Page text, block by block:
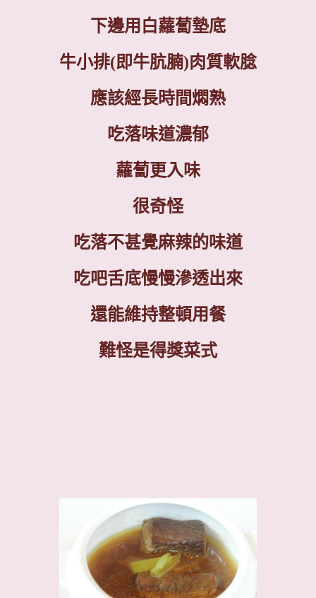
下邊用白蘿蔔墊底
牛小排(即牛肮腩)肉質軟腍
應該經長時間燜熟
吃落味道濃郁
蘿蔔更入味
很奇怪
吃落不甚覺麻辣的味道
吃吧舌底慢慢滲透出來
還能維持整頓用餐
難怪是得獎菜式